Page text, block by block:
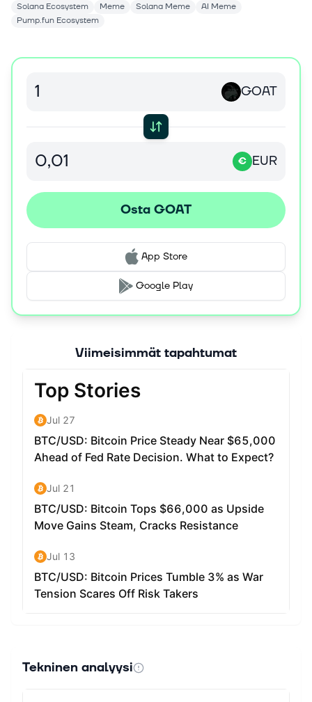
Solana Ecosystem
Meme Solana Meme
AI Meme
Pump.fun Ecosystem
GOAT
€ EUR
Osta GOAT
App Store
Google Play
Viimeisimmät tapahtumat
Tekninen analyysi